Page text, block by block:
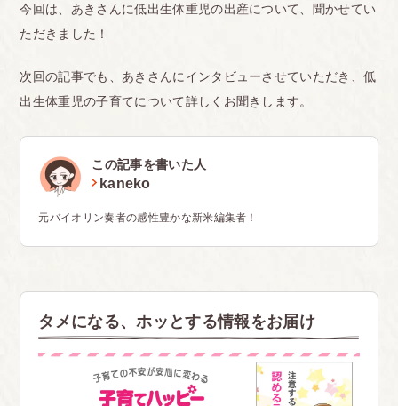
今回は、あきさんに低出生体重児の出産について、聞かせてい
ただきました！
次回の記事でも、あきさんにインタビューさせていただき、低
出生体重児の子育てについて詳しくお聞きします。
この記事を書いた人
kaneko
元バイオリン奏者の感性豊かな新米編集者！
タメになる、ホッとする情報をお届け